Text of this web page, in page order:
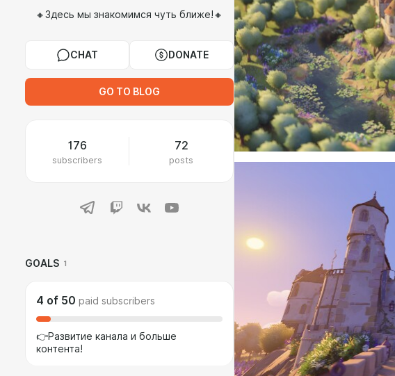
🔸Здесь мы знакомимся чуть ближе!🔸
CHAT DONATE
GO TO BLOG
176
subscribers
72
posts
GOALS 1
4 of 50 paid subscribers
👉Развитие канала и больше
контента!